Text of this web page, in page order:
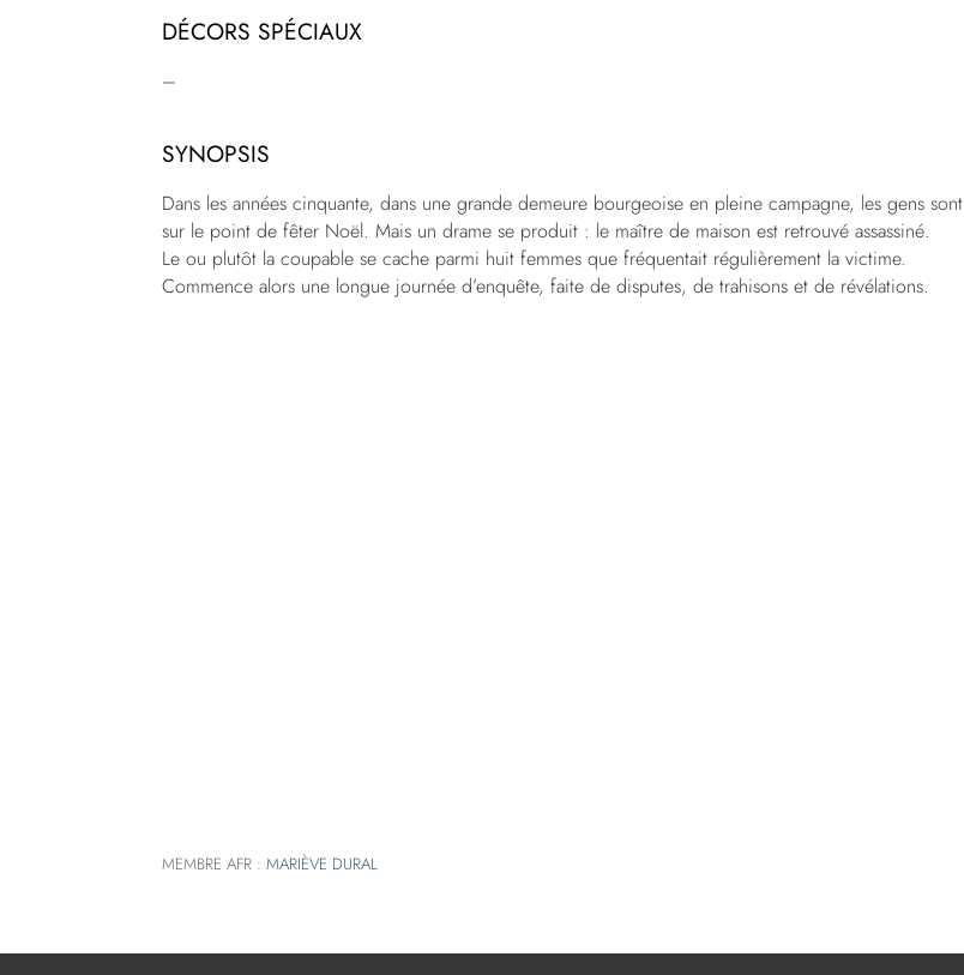
DÉCORS SPÉCIAUX
–
SYNOPSIS
Dans les années cinquante, dans une grande demeure bourgeoise en pleine campagne, les gens sont
sur le point de fêter Noël. Mais un drame se produit : le maître de maison est retrouvé assassiné.
Le ou plutôt la coupable se cache parmi huit femmes que fréquentait régulièrement la victime.
Commence alors une longue journée d’enquête, faite de disputes, de trahisons et de révélations.
MEMBRE AFR : MARIÈVE DURAL